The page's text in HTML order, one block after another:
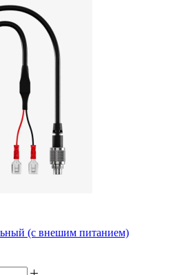
(с внешим питанием)